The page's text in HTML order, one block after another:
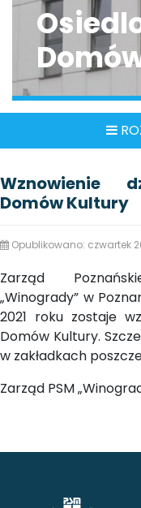
Wznowienie
Domów Kultury
Opublikowano: czwartek
Zarząd
„Winogrady” w
2021 roku zostaje
Domów Kultury.
w zakładkach
Zarząd PSM